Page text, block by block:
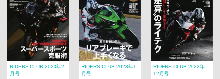
RIDERS CLUB 2023年2
月号
RIDERS CLUB 2023年1
月号
RIDERS CLUB 2022年
12月号